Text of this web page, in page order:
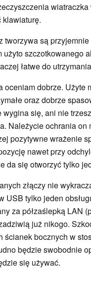
klawiaturę.
tworzywa są
użyto szczotkowanego
łatwe do
dobrze. Użyte
oraz dobrze
wygina się, ani nie
Należycie ochrania
pozytywne wrażenie
nawet przy
da się otworzyć tylko
złączy nie
USB tylko jeden
za półzaślepką LAN
już nikogo.
ścianek bocznych w
będzie swobodnie
się używać.